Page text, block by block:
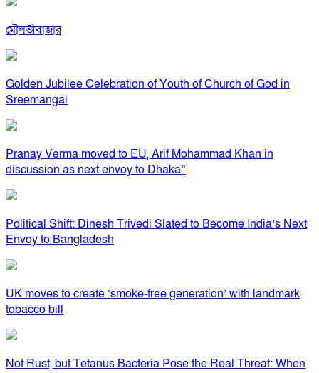
মৌলভীবাজার
Golden Jubilee Celebration of Youth of Church of God in
Sreemangal
Pranay Verma moved to EU, Arif Mohammad Khan in
discussion as next envoy to Dhaka”
Political Shift: Dinesh Trivedi Slated to Become India’s Next
Envoy to Bangladesh
UK moves to create ‘smoke-free generation’ with landmark
tobacco bill
Not Rust, but Tetanus Bacteria Pose the Real Threat: When